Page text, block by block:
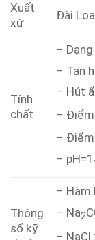
Xuất
xứ
Đài
Tính
chất
–
– Tan
– Hút
–
– Điểm
–
Thông
số kỹ
– Hàm
– Na2
– NaCl